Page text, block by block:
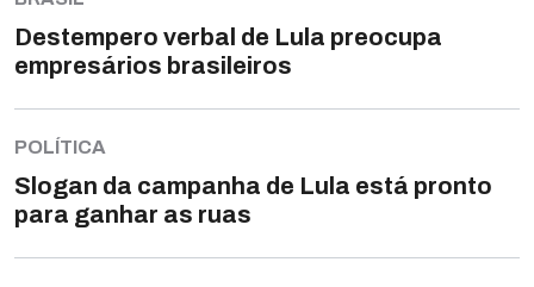
Destempero verbal de Lula preocupa
empresários brasileiros
POLÍTICA
Slogan da campanha de Lula está pronto
para ganhar as ruas